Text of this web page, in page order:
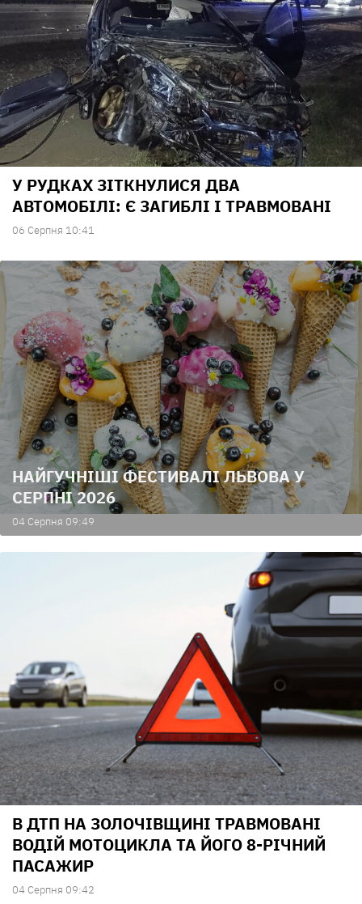
У РУДКАХ ЗІТКНУЛИСЯ ДВА
АВТОМОБІЛІ: Є ЗАГИБЛІ І ТРАВМОВАНІ
06 Серпня 10:41
НАЙГУЧНІШІ ФЕСТИВАЛІ ЛЬВОВА У
СЕРПНІ 2026
04 Серпня 09:49
В ДТП НА ЗОЛОЧІВЩИНІ ТРАВМОВАНІ
ВОДІЙ МОТОЦИКЛА ТА ЙОГО 8-РІЧНИЙ
ПАСАЖИР
04 Серпня 09:42